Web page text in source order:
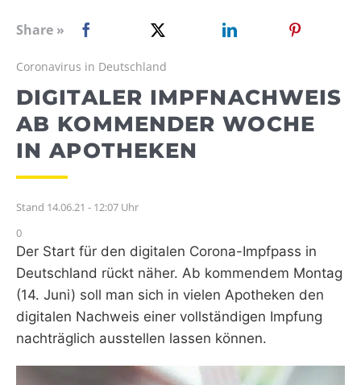
WEBRADIO
Share »
Coronavirus in Deutschland
DIGITALER IMPFNACHWEIS
AB KOMMENDER WOCHE
IN APOTHEKEN
Stand 14.06.21 - 12:07 Uhr
0
Der Start für den digitalen Corona-Impfpass in
Deutschland rückt näher. Ab kommendem Montag
(14. Juni) soll man sich in vielen Apotheken den
digitalen Nachweis einer vollständigen Impfung
nachträglich ausstellen lassen können.